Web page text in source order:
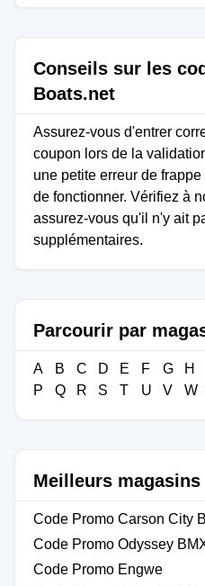
Conseils sur les
Boats.net
Assurez-vous d'entrer
coupon lors de la
une petite erreur de
de fonctionner. Vérifiez à
assurez-vous qu'il n'y ait
supplémentaires.
Parcourir par
A B C D E F G H
P
Q R S T U V W
Meilleurs magasins
Code Promo Carson City
Code Promo Odyssey
Code Promo Engwe